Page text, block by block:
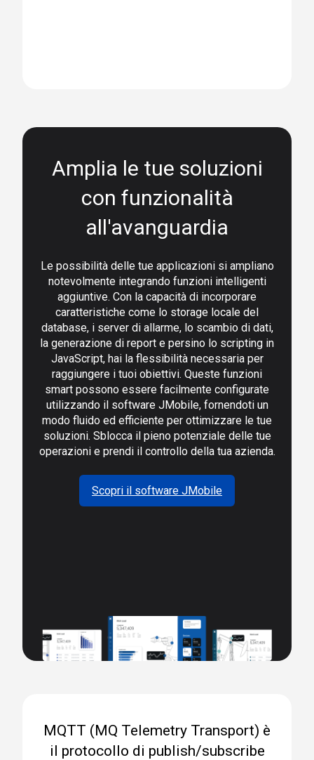
Amplia le tue soluzioni
con funzionalità
all'avanguardia
Le possibilità delle tue applicazioni si ampliano
notevolmente integrando funzioni intelligenti
aggiuntive. Con la capacità di incorporare
caratteristiche come lo storage locale del
database, i server di allarme, lo scambio di dati,
la generazione di report e persino lo scripting in
JavaScript, hai la flessibilità necessaria per
raggiungere i tuoi obiettivi. Queste funzioni
smart possono essere facilmente configurate
utilizzando il software JMobile, fornendoti un
modo fluido ed efficiente per ottimizzare le tue
soluzioni. Sblocca il pieno potenziale delle tue
operazioni e prendi il controllo della tua azienda.
Scopri il software JMobile
MQTT (MQ Telemetry Transport) è
il protocollo di publish/subscribe